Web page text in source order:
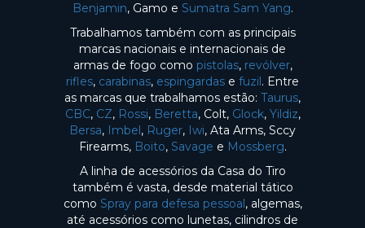
Benjamin, Gamo e Sumatra Sam Yang.
Trabalhamos também com as principais
marcas nacionais e internacionais de
armas de fogo como pistolas, revólver,
rifles, carabinas, espingardas e fuzil. Entre
as marcas que trabalhamos estão: Taurus,
CBC, CZ, Rossi, Beretta, Colt, Glock, Yildiz,
Bersa, Imbel, Ruger, Iwi, Ata Arms, Sccy
Firearms, Boito, Savage e Mossberg.
A linha de acessórios da Casa do Tiro
também é vasta, desde material tático
como Spray para defesa pessoal, algemas,
até acessórios como lunetas, cilindros de